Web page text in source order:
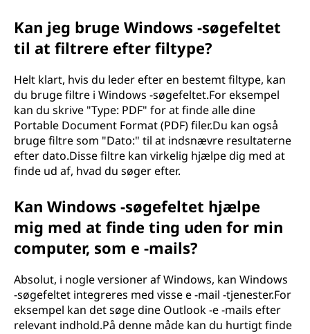
Kan jeg bruge Windows -søgefeltet
til at filtrere efter filtype?
Helt klart, hvis du leder efter en bestemt filtype, kan
du bruge filtre i Windows -søgefeltet.For eksempel
kan du skrive "Type: PDF" for at finde alle dine
Portable Document Format (PDF) filer.Du kan også
bruge filtre som "Dato:" til at indsnævre resultaterne
efter dato.Disse filtre kan virkelig hjælpe dig med at
finde ud af, hvad du søger efter.
Kan Windows -søgefeltet hjælpe
mig med at finde ting uden for min
computer, som e -mails?
Absolut, i nogle versioner af Windows, kan Windows
-søgefeltet integreres med visse e -mail -tjenester.For
eksempel kan det søge dine Outlook -e -mails efter
relevant indhold.På denne måde kan du hurtigt finde